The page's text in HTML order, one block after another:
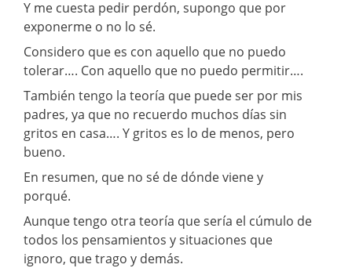
Y me cuesta pedir perdón, supongo que por
exponerme o no lo sé.
Considero que es con aquello que no puedo
tolerar…. Con aquello que no puedo permitir….
También tengo la teoría que puede ser por mis
padres, ya que no recuerdo muchos días sin
gritos en casa…. Y gritos es lo de menos, pero
bueno.
En resumen, que no sé de dónde viene y
porqué.
Aunque tengo otra teoría que sería el cúmulo de
todos los pensamientos y situaciones que
ignoro, que trago y demás.